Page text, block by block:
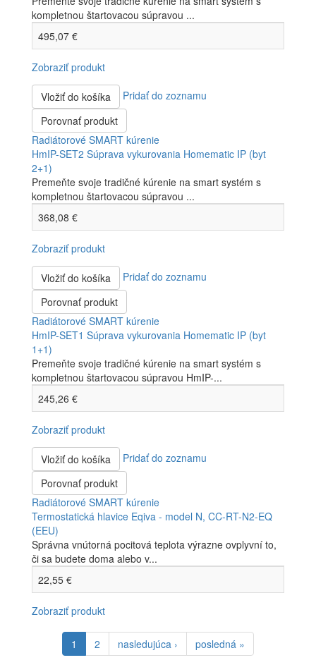
kompletnou štartovacou súpravou ...
495,07 €
Zobraziť produkt
Vložiť do košíka
Pridať do zoznamu
Porovnať produkt
Radiátorové SMART kúrenie
HmIP-SET2 Súprava vykurovania Homematic IP (byt
2+1)
Premeňte svoje tradičné kúrenie na smart systém s
kompletnou štartovacou súpravou ...
368,08 €
Zobraziť produkt
Vložiť do košíka
Pridať do zoznamu
Porovnať produkt
Radiátorové SMART kúrenie
HmIP-SET1 Súprava vykurovania Homematic IP (byt
1+1)
Premeňte svoje tradičné kúrenie na smart systém s
kompletnou štartovacou súpravou HmIP-...
245,26 €
Zobraziť produkt
Vložiť do košíka
Pridať do zoznamu
Porovnať produkt
Radiátorové SMART kúrenie
Termostatická hlavice Eqiva - model N, CC-RT-N2-EQ
(EEU)
Správna vnútorná pocitová teplota výrazne ovplyvní to,
či sa budete doma alebo v...
22,55 €
Zobraziť produkt
1 2 nasledujúca › posledná »